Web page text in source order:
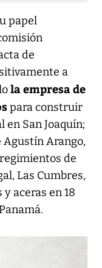
papel
de
a
la empresa de
para construir
San Joaquín;
Agustín Arango,
de
Las Cumbres,
aceras en 18